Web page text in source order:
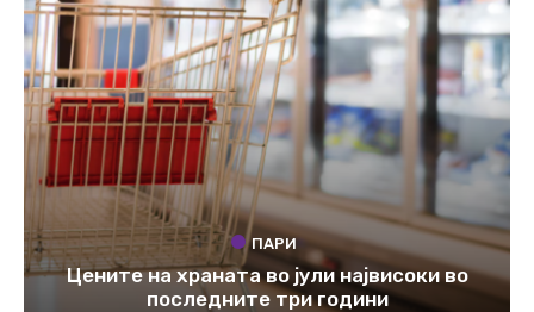
ПАРИ
Цените на храната во јули највисоки во
последните три години